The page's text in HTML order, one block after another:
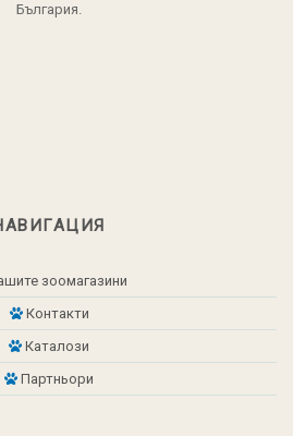
България.
зоомагазини
Контакти
Каталози
Партньори